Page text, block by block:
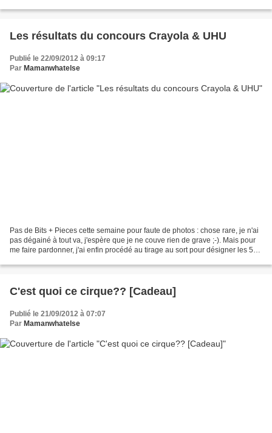
Les résultats du concours Crayola & UHU
Publié le 22/09/2012 à 09:17
Par Mamanwhatelse
Pas de Bits + Pieces cette semaine pour faute de photos : chose rare, je n'ai
pas dégainé à tout va, j'espère que je ne couve rien de grave ;-). Mais pour
me faire pardonner, j'ai enfin procédé au tirage au sort pour désigner les 5
C'est quoi ce cirque?? [Cadeau]
Publié le 21/09/2012 à 07:07
Par Mamanwhatelse